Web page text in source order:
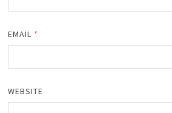
EMAIL *
WEBSITE